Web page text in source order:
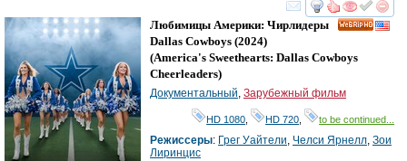
смотреть
Любимицы Америки: Чирлидеры
Dallas Cowboys (2024)
(America's Sweethearts: Dallas Cowboys
Cheerleaders)
Документальный, Зарубежный фильм
HD 1080, HD 720, to be continued...
Режиссеры: Грег Уайтели, Челси Ярнелл, Зои
Лиринцис